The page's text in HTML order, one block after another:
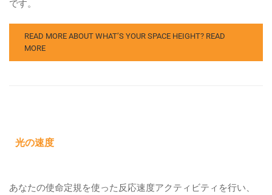
です。
READ MORE ABOUT WHAT’S YOUR SPACE HEIGHT? READ
MORE
光の速度
あなたの使命定規を使った反応速度アクティビティを行い、